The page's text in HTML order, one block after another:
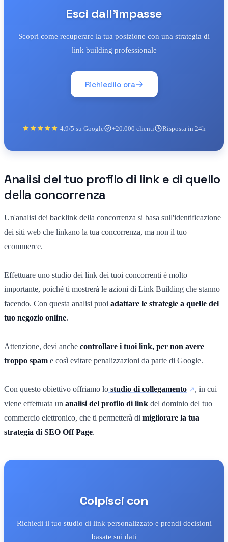
Esci dall'impasse
Scopri come recuperare la tua posizione con una strategia di
link building professionale
Richiedilo ora
4.9/5 su Google +20.000 clienti Risposta in 24h
Analisi del tuo profilo di link e di quello
della concorrenza
Un'analisi dei backlink della concorrenza si basa sull'identificazione
dei siti web che linkano la tua concorrenza, ma non il tuo
ecommerce.
Effettuare uno studio dei link dei tuoi concorrenti è molto
importante, poiché ti mostrerà le azioni di Link Building che stanno
facendo. Con questa analisi puoi adattare le strategie a quelle del
tuo negozio online.
Attenzione, devi anche controllare i tuoi link, per non avere
troppo spam e così evitare penalizzazioni da parte di Google.
Con questo obiettivo offriamo lo studio di collegamento
, in cui
viene effettuata un analisi del profilo di link del dominio del tuo
commercio elettronico, che ti permetterà di migliorare la tua
strategia di SEO Off Page.
Colpisci con
Richiedi il tuo studio di link personalizzato e prendi decisioni
basate sui dati